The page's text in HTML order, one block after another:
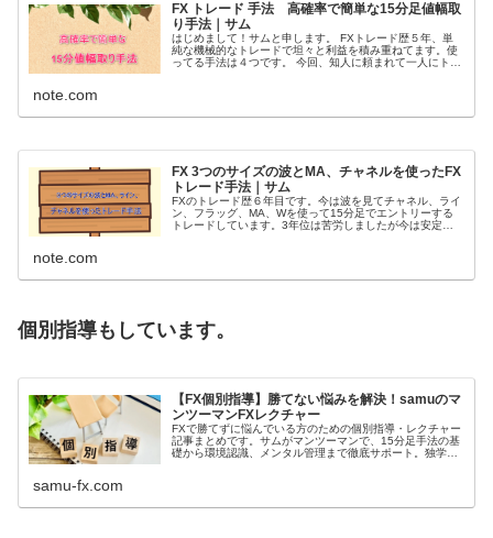
FX トレード 手法 高確率で簡単な15分足値幅取
り手法｜サム
はじめまして！サムと申します。 FXトレード歴５年、単
純な機械的なトレードで坦々と利益を積み重ねてます。使
ってる手法は４つです。 今回、知人に頼まれて一人にトレ
note.com
FX 3つのサイズの波とMA、チャネルを使ったFX
トレード手法｜サム
FXのトレード歴６年目です。今は波を見てチャネル、ライ
ン、フラッグ、MA、Wを使って15分足でエントリーする
トレードしています。3年位は苦労しましたが今は安定し
note.com
個別指導もしています。
【FX個別指導】勝てない悩みを解決！samuのマ
ンツーマンFXレクチャー
FXで勝てずに悩んでいる方のための個別指導・レクチャー
記事まとめです。サムがマンツーマンで、15分足手法の基
礎から環境認識、メンタル管理まで徹底サポート。独学で
samu-fx.com